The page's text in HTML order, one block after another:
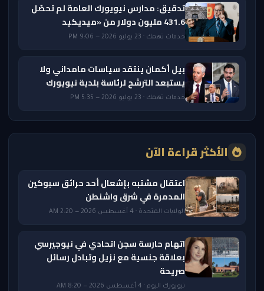
تدقيق: مدارس نيويورك العامة لم تحصّل
431.6 مليون دولار من «ميديكيد
خدمات تهمك · 23 يوليو 2026 — 9:06 PM
بيل أكمان ينتقد سياسات مامداني ولا
يستبعد الترشح لرئاسة بلدية نيويورك
خدمات تهمك · 23 يوليو 2026 — 5:35 PM
الأكثر قراءة الآن
اعتقال مشتبه بإشعال أحد حرائق سبوكين
المدمرة في شرق واشنطن
الولايات المتحدة · 4 أغسطس 2026 — 2:20 AM
اتهام حارسة سجن اتحادي في نيوجيرسي
بعلاقة جنسية مع نزيل وتبادل رسائل
صريحة
نيويورك اليوم · 4 أغسطس 2026 — 8:20 AM